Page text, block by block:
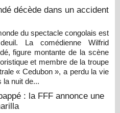
décède dans un accident
du spectacle congolais est
La comédienne Wilfrid
figure montante de la scène
et membre de la troupe
« Cedubon », a perdu la vie
la nuit de...
: la FFF annonce une